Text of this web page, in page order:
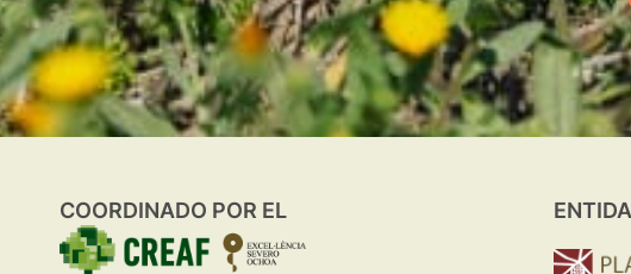
COORDINADO POR EL